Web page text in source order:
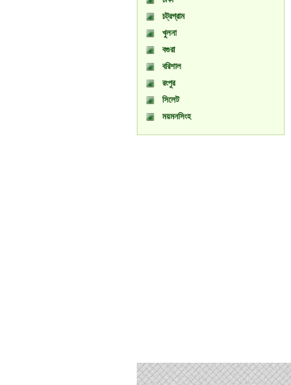
চট্রগ্রাম
খুলনা
বগুরা
বরিশাল
রংপুর
সিলেট
ময়মনসিংহ